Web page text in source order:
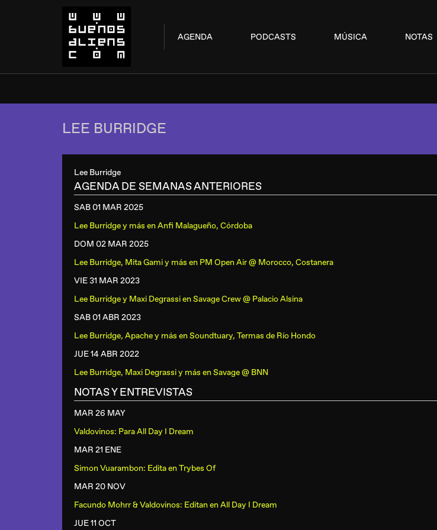
AGENDA PODCASTS MÚSICA NOTAS
LEE BURRIDGE
Lee Burridge
AGENDA DE SEMANAS ANTERIORES
SAB 01 MAR 2025
Lee Burridge y más enAnfi Malagueño, Córdoba
DOM 02 MAR 2025
Lee Burridge, Mita Gami y más en PM Open Air @ Morocco, Costanera
VIE 31 MAR 2023
Lee Burridge y Maxi DegrassienSavage Crew @ Palacio Alsina
SAB 01 ABR 2023
Lee Burridge, Apache y más enSoundtuary, Termas de Río Hondo
JUE 14 ABR 2022
Lee Burridge, Maxi Degrassi y más enSavage @ BNN
NOTAS Y ENTREVISTAS
MAR 26 MAY
Valdovinos: Para All Day I Dream
MAR 21 ENE
Simon Vuarambon: Edita en Trybes Of
MAR 20 NOV
Facundo Mohrr & Valdovinos: Editan en All Day I Dream
JUE 11 OCT